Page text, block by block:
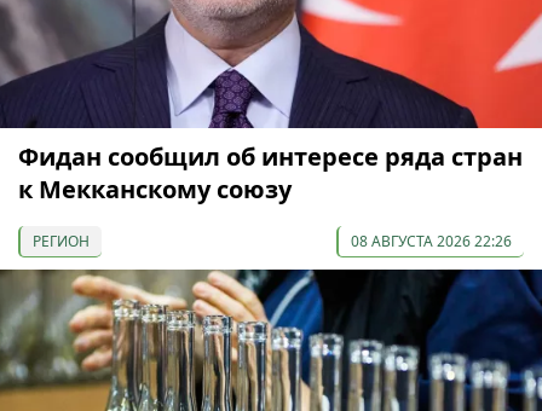
Фидан сообщил об интересе ряда стран
к Мекканскому союзу
РЕГИОН 08 АВГУСТА 2026 22:26